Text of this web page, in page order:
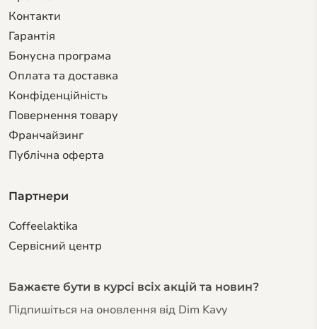
Контакти
Гарантiя
Бонусна програма
Оплата та доставка
Конфіденційність
Повернення товару
Франчайзинг
Публічна оферта
Партнери
Coffeelaktika
Сервiсний центр
Бажаєте бути в курсі всіх акцій та новин?
Підпишіться на оновлення від Dim Kavy